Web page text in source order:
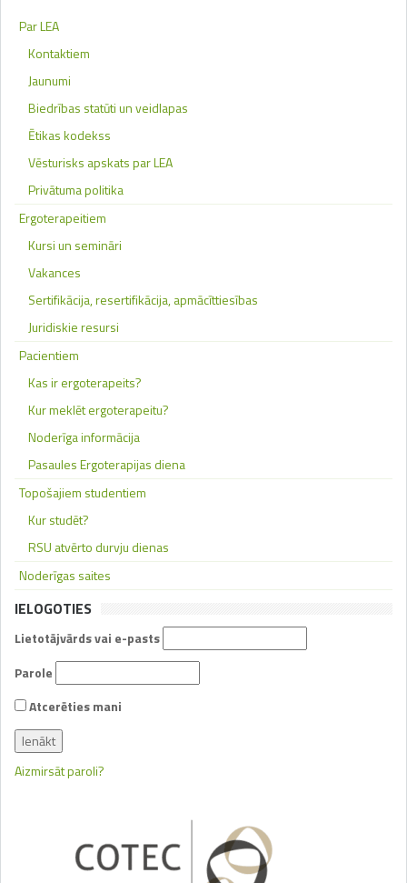
Par LEA
Kontaktiem
Jaunumi
Biedrības statūti un veidlapas
Ētikas kodekss
Vēsturisks apskats par LEA
Privātuma politika
Ergoterapeitiem
Kursi un semināri
Vakances
Sertifikācija, resertifikācija, apmācīttiesības
Juridiskie resursi
Pacientiem
Kas ir ergoterapeits?
Kur meklēt ergoterapeitu?
Noderīga informācija
Pasaules Ergoterapijas diena
Topošajiem studentiem
Kur studēt?
RSU atvērto durvju dienas
Noderīgas saites
IELOGOTIES
Lietotājvārds vai e-pasts
Parole
Atcerēties mani
Aizmirsāt paroli?